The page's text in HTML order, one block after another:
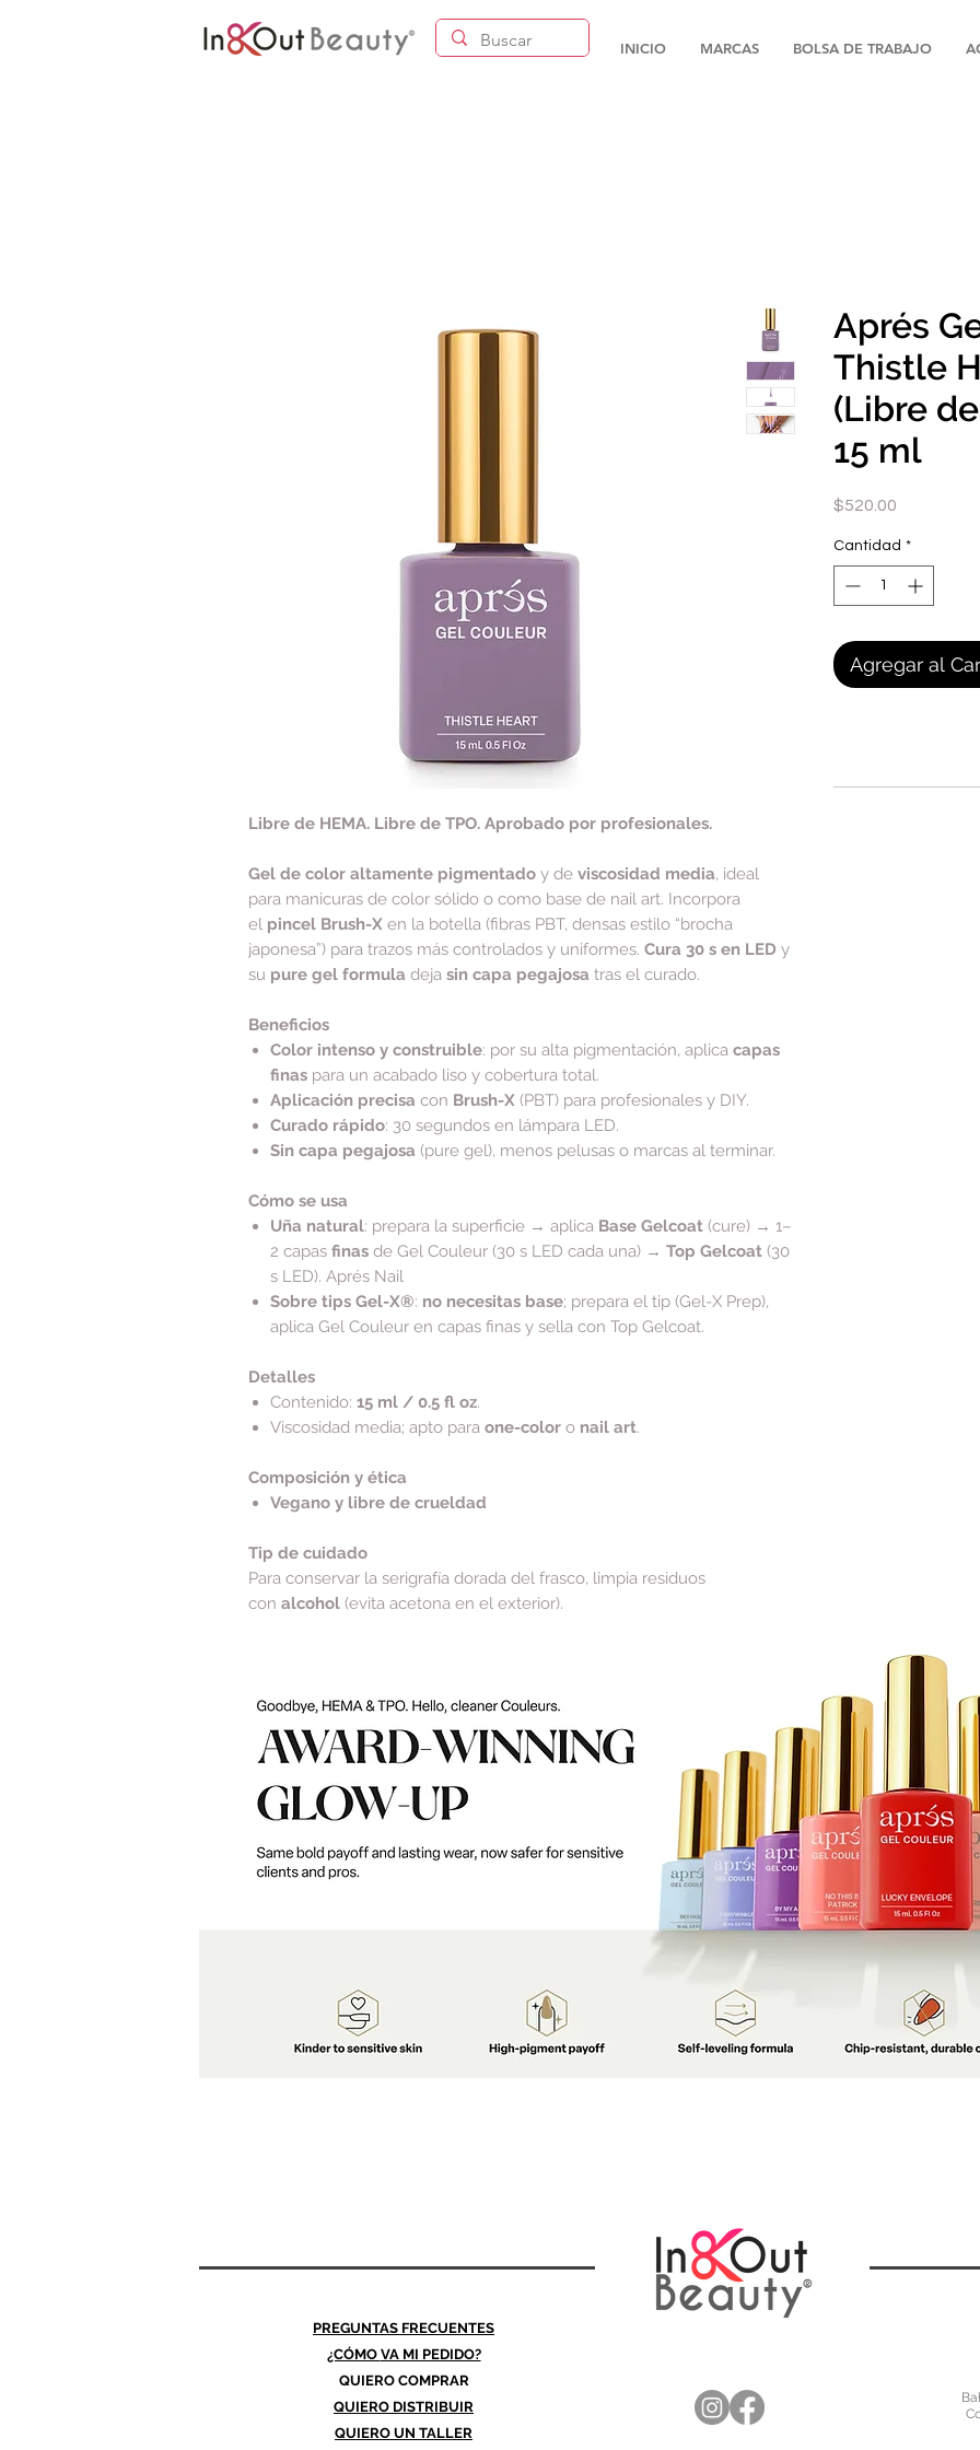
INICIO MARCAS BOLSA DE TRABAJO
Libre de HEMA. Libre de TPO. Aprobado por profesionales.
Gel de color altamente pigmentado y de viscosidad media, ideal
para manicuras de color sólido o como base de nail art. Incorpora
el pincel Brush-X en la botella (fibras PBT, densas estilo “brocha
japonesa”) para trazos más controlados y uniformes. Cura 30 s en LED y
su pure gel formula deja sin capa pegajosa tras el curado.
Beneficios
Color intenso y construible: por su alta pigmentación, aplica capas
finas para un acabado liso y cobertura total.
Aplicación precisa con Brush-X (PBT) para profesionales y DIY.
Curado rápido: 30 segundos en lámpara LED.
Sin capa pegajosa (pure gel), menos pelusas o marcas al terminar.
Cómo se usa
Uña natural: prepara la superficie → aplica Base Gelcoat (cure) → 1–
2 capas finas de Gel Couleur (30 s LED cada una) → Top Gelcoat (30
s LED). Aprés Nail
Sobre tips Gel-X®: no necesitas base; prepara el tip (Gel-X Prep),
aplica Gel Couleur en capas finas y sella con Top Gelcoat.
Detalles
Contenido: 15 ml / 0.5 fl oz.
Viscosidad media; apto para one-color o nail art.
Composición y ética
Vegano y libre de crueldad
Tip de cuidado
Para conservar la serigrafía dorada del frasco, limpia residuos
con alcohol (evita acetona en el exterior).
Aprés
Thistle
(Libre
15 ml
$520.00
Cantidad *
Agregar al
PREGUNTAS FRECUENTES
¿CÓMO VA MI PEDIDO?
QUIERO COMPRAR
QUIERO DISTRIBUIR
QUIERO UN TALLER